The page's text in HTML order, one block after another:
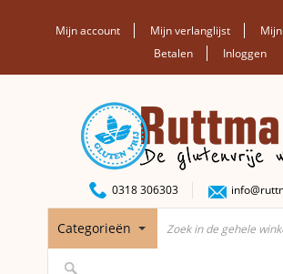
Mijn account Mijn verlanglijst
Betalen
Inloggen
0318 306303
Categorieën